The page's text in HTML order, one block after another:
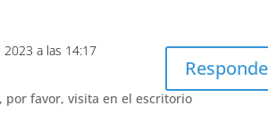
a las 14:17
por favor, visita en el escritorio